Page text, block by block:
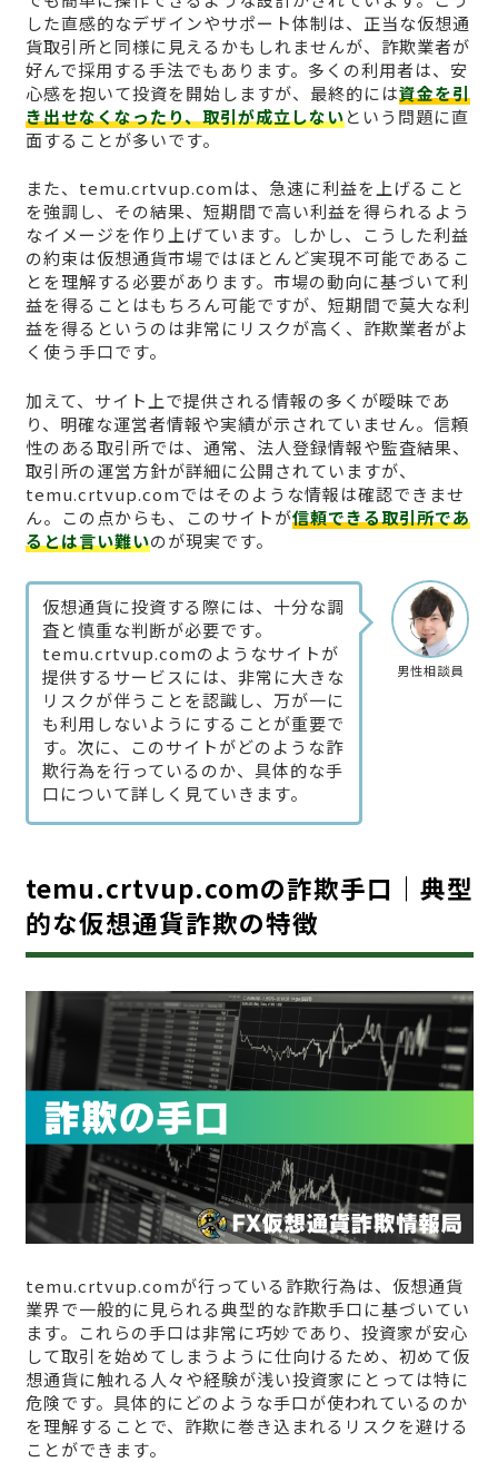
した直感的なデザインやサポート体制は、正当な仮想通
貨取引所と同様に見えるかもしれませんが、詐欺業者が
好んで採用する手法でもあります。多くの利用者は、安
心感を抱いて投資を開始しますが、最終的には資金を引
き出せなくなったり、取引が成立しないという問題に直
面することが多いです。
また、temu.crtvup.comは、急速に利益を上げること
を強調し、その結果、短期間で高い利益を得られるよう
なイメージを作り上げています。しかし、こうした利益
の約束は仮想通貨市場ではほとんど実現不可能であるこ
とを理解する必要があります。市場の動向に基づいて利
益を得ることはもちろん可能ですが、短期間で莫大な利
益を得るというのは非常にリスクが高く、詐欺業者がよ
く使う手口です。
加えて、サイト上で提供される情報の多くが曖昧であ
り、明確な運営者情報や実績が示されていません。信頼
性のある取引所では、通常、法人登録情報や監査結果、
取引所の運営方針が詳細に公開されていますが、
temu.crtvup.comではそのような情報は確認できませ
ん。この点からも、このサイトが信頼できる取引所であ
るとは言い難いのが現実です。
男性相談員
仮想通貨に投資する際には、十分な調
査と慎重な判断が必要です。
temu.crtvup.comのようなサイトが
提供するサービスには、非常に大きな
リスクが伴うことを認識し、万が一に
も利用しないようにすることが重要で
す。次に、このサイトがどのような詐
欺行為を行っているのか、具体的な手
口について詳しく見ていきます。
temu.crtvup.comの詐欺手口｜典型
的な仮想通貨詐欺の特徴
temu.crtvup.comが行っている詐欺行為は、仮想通貨
業界で一般的に見られる典型的な詐欺手口に基づいてい
ます。これらの手口は非常に巧妙であり、投資家が安心
して取引を始めてしまうように仕向けるため、初めて仮
想通貨に触れる人々や経験が浅い投資家にとっては特に
危険です。具体的にどのような手口が使われているのか
を理解することで、詐欺に巻き込まれるリスクを避ける
ことができます。